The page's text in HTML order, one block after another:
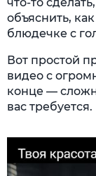
что-то
объяснить,
блюдечке с
Вот простой
видео с
конце —
вас требуется.